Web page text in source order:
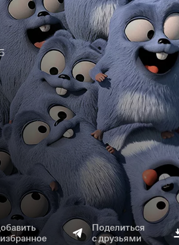
Поделиться
с друзьями